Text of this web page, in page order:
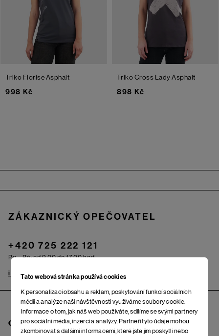
Tato webová stránka používá cookies
K personalizaci obsahu a reklam, poskytování funkcí sociálních
médií a analýze naší návštěvnosti využíváme soubory cookie.
Informace o tom, jak náš web používáte, sdílíme se svými partnery
pro sociální média, inzerci a analýzy. Partneři tyto údaje mohou
zkombinovat s dalšími informacemi, které jste jim poskytli nebo
Triko FloriseAsphalt
998 Kč
Triko Cross LadyAsphalt
898 Kč
ZÁKAZNICKÝ OPEČOVATEL
+420 725 222 121
Po – Pá: od 9.00 do 17.00 hod.
info@woox.cz Kontakt
Chci odebírat newsletter